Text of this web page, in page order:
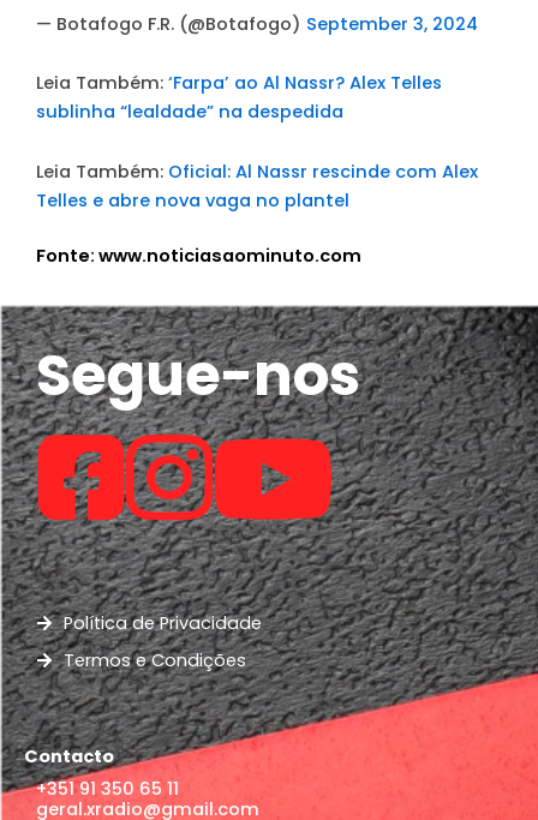
— Botafogo F.R. (@Botafogo) September 3, 2024
Leia Também: ‘Farpa’ ao Al Nassr? Alex Telles
sublinha “lealdade” na despedida
Leia Também: Oficial: Al Nassr rescinde com Alex
Telles e abre nova vaga no plantel
Fonte: www.noticiasaominuto.com
Segue-nos
Política de Privacidade
Termos e Condições
Contacto
+351 91 350 65 11
geral.xradio@gmail.com